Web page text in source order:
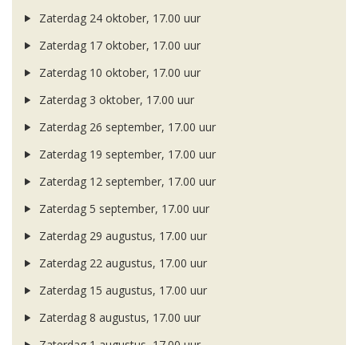
Zaterdag 24 oktober, 17.00 uur
Zaterdag 17 oktober, 17.00 uur
Zaterdag 10 oktober, 17.00 uur
Zaterdag 3 oktober, 17.00 uur
Zaterdag 26 september, 17.00 uur
Zaterdag 19 september, 17.00 uur
Zaterdag 12 september, 17.00 uur
Zaterdag 5 september, 17.00 uur
Zaterdag 29 augustus, 17.00 uur
Zaterdag 22 augustus, 17.00 uur
Zaterdag 15 augustus, 17.00 uur
Zaterdag 8 augustus, 17.00 uur